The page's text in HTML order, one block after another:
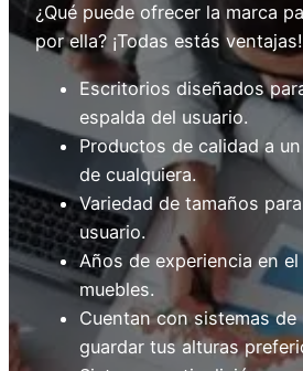
¿Qué puede ofrecer la marca
por ella? ¡Todas estás ventajas!
Escritorios diseñados
espalda del usuario.
Productos de calidad a
de cualquiera.
Variedad de tamaños
usuario.
Años de experiencia en
muebles.
Cuentan con sistemas de
guardar tus alturas